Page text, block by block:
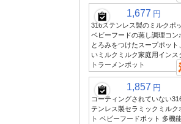
1,677 円
316ステンレス製のミルクポッ
ベビーフードの蒸し調理コン
とろみをつけたスープポット
いミルクミルク家庭用インス
トラーメンポット
1,857 円
コーティングされていない
テンレス製セラミックミルク
ト ベビーフードポット 多機